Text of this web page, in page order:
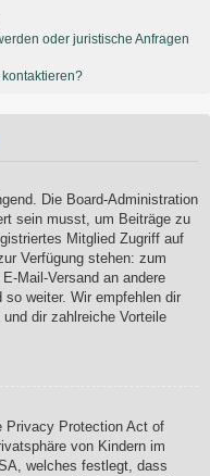
oder juristische Anfragen
Die Board-Administration
sein musst, um Beiträge zu
Mitglied Zugriff auf
Verfügung stehen: zum
Mail-Versand an andere
so weiter. Wir empfehlen dir
dir zahlreiche Vorteile
Privacy Protection Act of
von Kindern im
welches festlegt, dass